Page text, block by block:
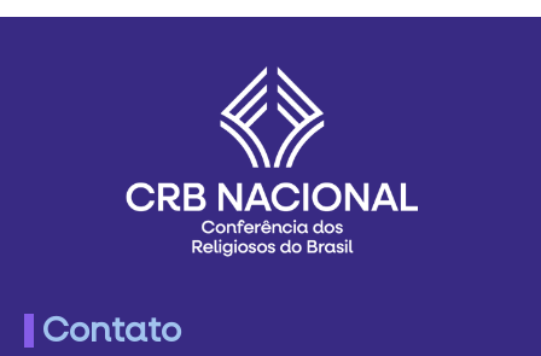
Contato